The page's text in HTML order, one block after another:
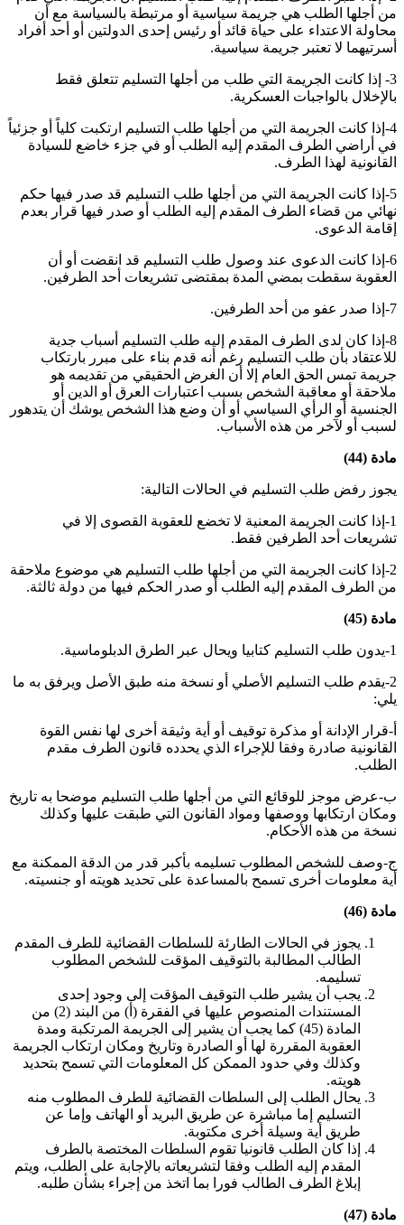
من أجلها الطلب هي جريمة سياسية أو مرتبطة بالسياسة مع أن
محاولة الاعتداء على حياة قائد أو رئيس إحدى الدولتين أو أحد أفراد
أسرتيهما لا تعتبر جريمة سياسية.
3- إذا كانت الجريمة التي طلب من أجلها التسليم تتعلق فقط
بالإخلال بالواجبات العسكرية.
4-إذا كانت الجريمة التي من أجلها طلب التسليم ارتكبت كلياً أو جزئياً
في أراضي الطرف المقدم إليه الطلب أو في جزء خاضع للسيادة
القانونية لهذا الطرف.
5-إذا كانت الجريمة التي من أجلها طلب التسليم قد صدر فيها حكم
نهائي من قضاء الطرف المقدم إليه الطلب أو صدر فيها قرار بعدم
إقامة الدعوى.
6-إذا كانت الدعوى عند وصول طلب التسليم قد انقضت أو أن
العقوبة سقطت بمضي المدة بمقتضى تشريعات أحد الطرفين.
7-إذا صدر عفو من أحد الطرفين .
8-إذا كان لدى الطرف المقدم إليه طلب التسليم أسباب جدية
للاعتقاد بأن طلب التسليم رغم أنه قدم بناء على مبرر بارتكاب
جريمة تمس الحق العام إلا أن الغرض الحقيقي من تقديمه هو
ملاحقة أو معاقبة الشخص بسبب اعتبارات العرق أو الدين أو
الجنسية أو الرأي السياسي أو أن وضع هذا الشخص يوشك أن يتدهور
لسبب أو لآخر من هذه الأسباب.
مادة (44)
يجوز رفض طلب التسليم في الحالات التالية:
1-إذا كانت الجريمة المعنية لا تخضع للعقوبة القصوى إلا في
تشريعات أحد الطرفين فقط.
2-إذا كانت الجريمة التي من أجلها طلب التسليم هي موضوع ملاحقة
من الطرف المقدم إليه الطلب أو صدر الحكم فيها من دولة ثالثة.
مادة (45)
1-يدون طلب التسليم كتابيا ويحال عبر الطرق الدبلوماسية .
2-يقدم طلب التسليم الأصلي أو نسخة منه طبق الأصل ويرفق به ما
يلي:
أ-قرار الإدانة أو مذكرة توقيف أو أية وثيقة أخرى لها نفس القوة
القانونية صادرة وفقا للإجراء الذي يحدده قانون الطرف مقدم
الطلب.
ب-عرض موجز للوقائع التي من أجلها طلب التسليم موضحا به تاريخ
ومكان ارتكابها ووصفها ومواد القانون التي طبقت عليها وكذلك
نسخة من هذه الأحكام.
ج-وصف للشخص المطلوب تسليمه بأكبر قدر من الدقة الممكنة مع
أية معلومات أخرى تسمح بالمساعدة على تحديد هويته أو جنسيته.
مادة (46)
يجوز في الحالات الطارئة للسلطات القضائية للطرف المقدم
الطالب المطالبة بالتوقيف المؤقت للشخص المطلوب
تسليمه.
يجب أن يشير طلب التوقيف المؤقت إلى وجود إحدى
المستندات المنصوص عليها في الفقرة (أ) من البند (2) من
المادة (45) كما يجب أن يشير إلى الجريمة المرتكبة ومدة
العقوبة المقررة لها أو الصادرة وتاريخ ومكان ارتكاب الجريمة
وكذلك وفي حدود الممكن كل المعلومات التي تسمح بتحديد
هويته.
يحال الطلب إلى السلطات القضائية للطرف المطلوب منه
التسليم إما مباشرة عن طريق البريد أو الهاتف وإما عن
طريق أية وسيلة أخرى مكتوبة.
إذا كان الطلب قانونيا تقوم السلطات المختصة بالطرف
المقدم إليه الطلب وفقا لتشريعاته بالإجابة على الطلب، ويتم
إبلاغ الطرف الطالب فورا بما اتخذ من إجراء بشأن طلبه.
مادة (47)